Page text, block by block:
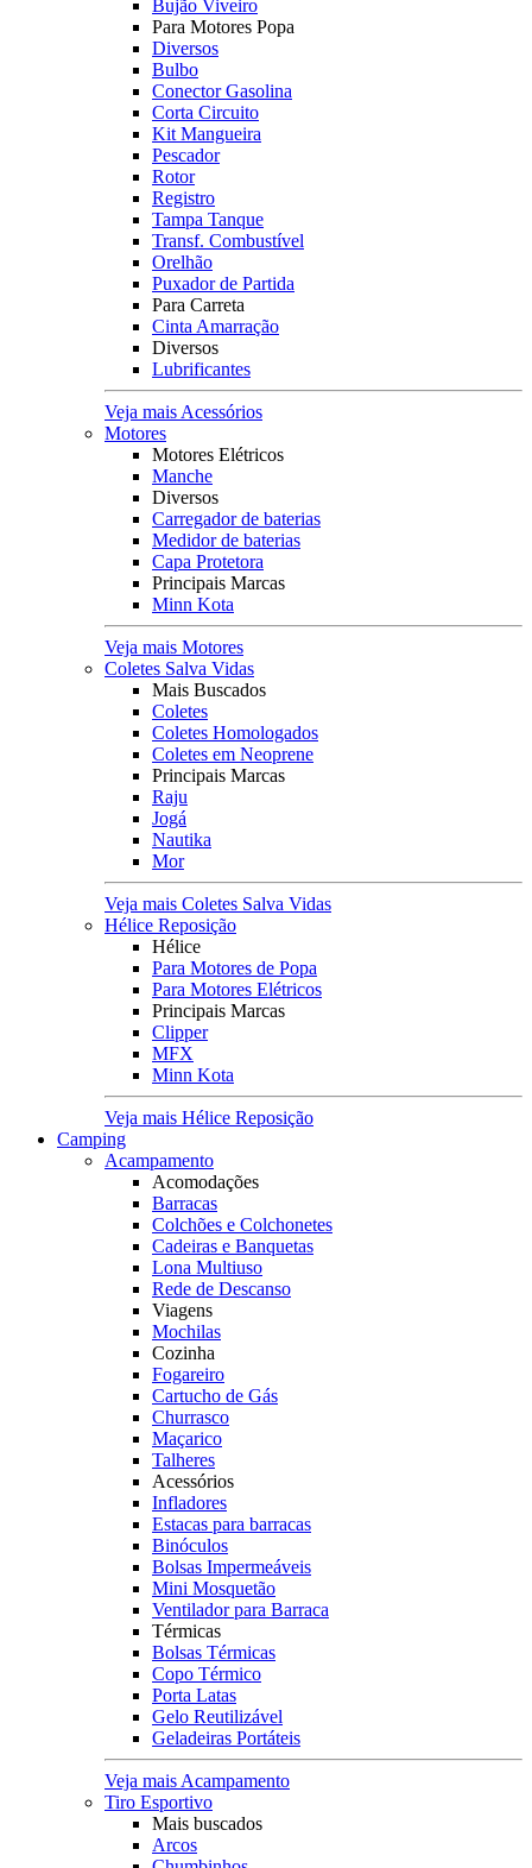
Bujão Viveiro
Para Motores Popa
Diversos
Bulbo
Conector Gasolina
Corta Circuito
Kit Mangueira
Pescador
Rotor
Registro
Tampa Tanque
Transf. Combustível
Orelhão
Puxador de Partida
Para Carreta
Cinta Amarração
Diversos
Lubrificantes
Veja mais Acessórios
Motores
Motores Elétricos
Manche
Diversos
Carregador de baterias
Medidor de baterias
Capa Protetora
Principais Marcas
Minn Kota
Veja mais Motores
Coletes Salva Vidas
Mais Buscados
Coletes
Coletes Homologados
Coletes em Neoprene
Principais Marcas
Raju
Jogá
Nautika
Mor
Veja mais Coletes Salva Vidas
Hélice Reposição
Hélice
Para Motores de Popa
Para Motores Elétricos
Principais Marcas
Clipper
MFX
Minn Kota
Veja mais Hélice Reposição
Camping
Acampamento
Acomodações
Barracas
Colchões e Colchonetes
Cadeiras e Banquetas
Lona Multiuso
Rede de Descanso
Viagens
Mochilas
Cozinha
Fogareiro
Cartucho de Gás
Churrasco
Maçarico
Talheres
Acessórios
Infladores
Estacas para barracas
Binóculos
Bolsas Impermeáveis
Mini Mosquetão
Ventilador para Barraca
Térmicas
Bolsas Térmicas
Copo Térmico
Porta Latas
Gelo Reutilizável
Geladeiras Portáteis
Veja mais Acampamento
Tiro Esportivo
Mais buscados
Arcos